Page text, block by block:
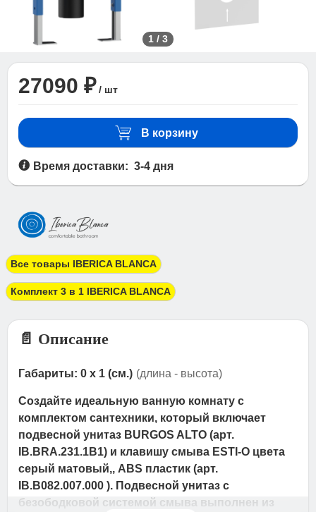
1 / 3
27090 ₽ / шт
В корзину
Время доставки: 3-4 дня
Все товары IBERICA BLANCA
Комплект 3 в 1 IBERICA BLANCA
📄 Описание
Габариты: 0 x 1 (см.) (длина - высота)
Создайте идеальную ванную комнату с
комплектом сантехники, который включает
подвесной унитаз BURGOS ALTO (арт.
IB.BRA.231.1B1) и клавишу смыва ESTI-O цвета
серый матовый,, ABS пластик (арт.
IB.B082.007.000 ). Подвесной унитаз с
безободковой системой смыва выполнен из